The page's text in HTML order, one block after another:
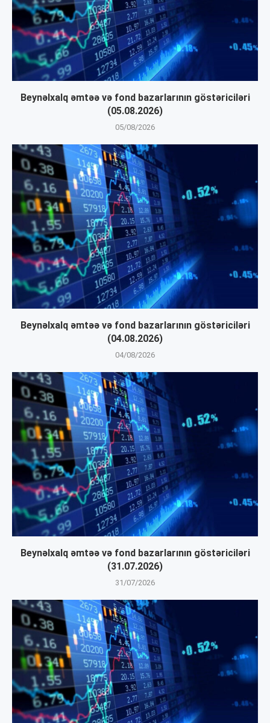
Beynəlxalq əmtəə və fond bazarlarının göstəriciləri
(05.08.2026)
05/08/2026
Beynəlxalq əmtəə və fond bazarlarının göstəriciləri
(04.08.2026)
04/08/2026
Beynəlxalq əmtəə və fond bazarlarının göstəriciləri
(31.07.2026)
31/07/2026